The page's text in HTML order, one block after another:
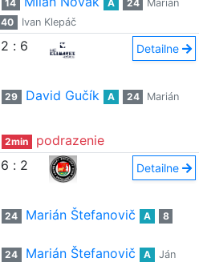
14 A 24
Marián
40 Ivan Klepáč
2 : 6 Detailne
29 David Gučík A 24
Marián
2min
podrazenie
6 : 2 Detailne
24 Marián Štefanovič A
8
24 Marián Štefanovič A
Ján